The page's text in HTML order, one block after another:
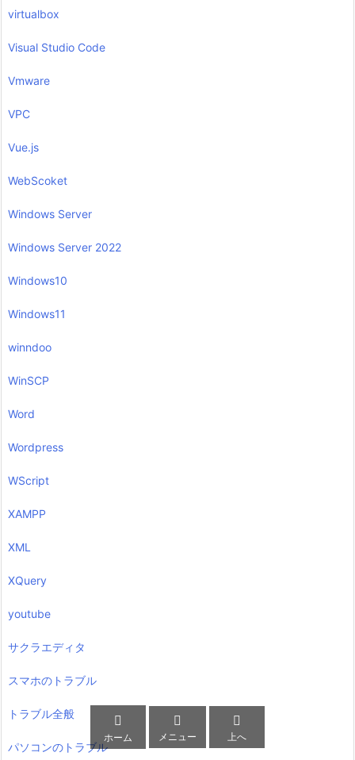
virtualbox
Visual Studio Code
Vmware
VPC
Vue.js
WebScoket
Windows Server
Windows Server 2022
Windows10
Windows11
winndoo
WinSCP
Word
Wordpress
WScript
XAMPP
XML
XQuery
youtube
サクラエディタ
スマホのトラブル
トラブル全般
パソコンのトラブル

ホーム

メニュー

上へ